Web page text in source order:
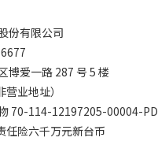
份有限公司
博爱一路 287 号 5 楼
营业地址）
70-114-12197205-00004-
任险六千万元新台币